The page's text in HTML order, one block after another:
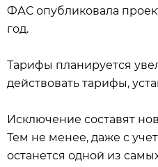
ФАС опубликовала
год.
Тарифы планируется
действовать тарифы,
Исключение составят
Тем не менее, даже с
останется одной из